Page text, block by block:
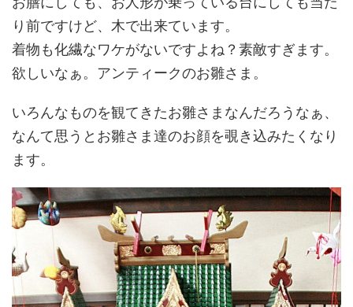
り前ですけど、木で出来ています。
着物も化繊なワケがないですよね？素敵すぎます。
欲しいなぁ。アンティークのお雛さま。
いろんなものを観てきたお雛さまなんだろうなぁ、
なんて思うとお雛さま達のお顔を覗き込みたくなり
ます。